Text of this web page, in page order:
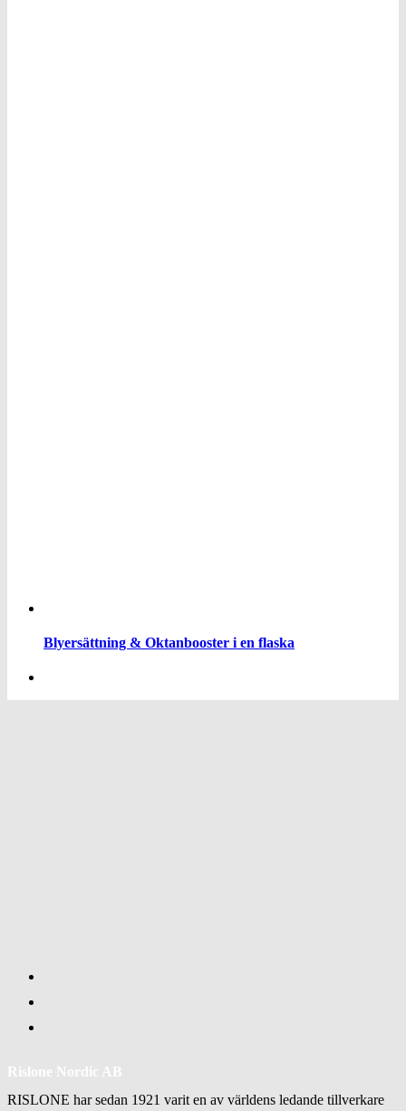
Blyersättning & Oktanbooster i en flaska
Rislone Nordic AB
RISLONE har sedan 1921 varit en av världens ledande tillverkare